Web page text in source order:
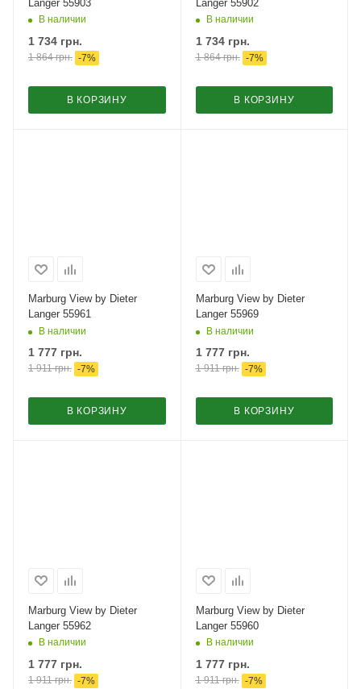
Langer 55903
В наличии
1 734 грн.
1 864грн. -7%
В КОРЗИНУ
Langer 55902
В наличии
1 734грн.
1 864грн. -7%
В КОРЗИНУ
Marburg View by Dieter
Langer 55961
В наличии
1 777 грн.
1 911грн. -7%
В КОРЗИНУ
Marburg View by Dieter
Langer 55969
В наличии
1 777грн.
1 911грн. -7%
В КОРЗИНУ
Marburg View by Dieter
Langer 55962
В наличии
1 777 грн.
1 911грн. -7%
Marburg View by Dieter
Langer 55960
В наличии
1 777грн.
1 911грн. -7%